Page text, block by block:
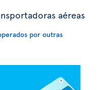
aéreas
por outras